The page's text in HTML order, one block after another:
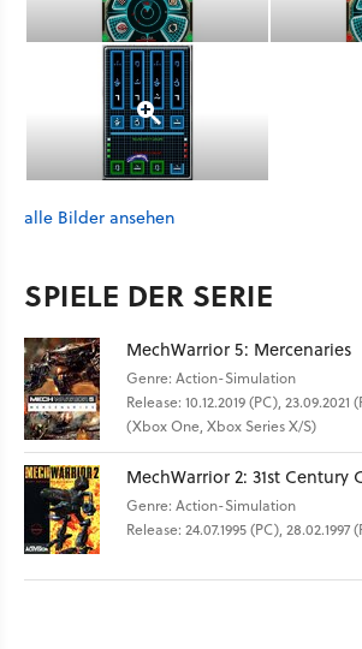
alle Bilder ansehen
SPIELE DER SERIE
MechWarrior 5: Mercenaries
Genre: Action-Simulation
Release: 10.12.2019 (PC), 23.09.2021
(Xbox One, Xbox Series X/S)
MechWarrior 2: 31st Century
Genre: Action-Simulation
Release: 24.07.1995 (PC), 28.02.1997